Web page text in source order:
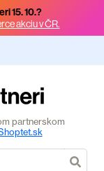
15. 10.?
akciu v ČR.
partnerskom